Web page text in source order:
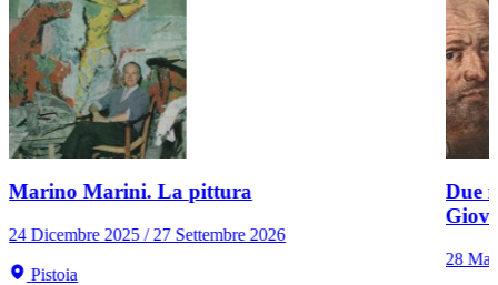
Marino Marini. La pittura
24 Dicembre 2025 / 27 Settembre 2026
Pistoia
Due
28